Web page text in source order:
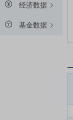
经济数据
基金数据